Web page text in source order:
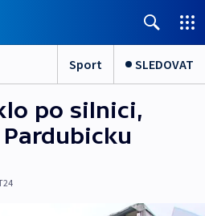
Sport SLEDOVAT
po silnici,